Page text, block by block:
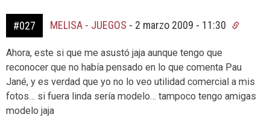
#027 MELISA - JUEGOS - 2 marzo 2009 - 11:30
Ahora, este si que me asustó jaja aunque tengo que
reconocer que no había pensado en lo que comenta Pau
Jané, y es verdad que yo no lo veo utilidad comercial a mis
fotos… si fuera linda sería modelo… tampoco tengo amigas
modelo jaja